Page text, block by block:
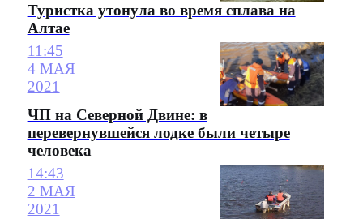
Туристка утонула во время сплава на
Алтае
11:45
4 МАЯ
2021
ЧП на Северной Двине: в
перевернувшейся лодке были четыре
человека
14:43
2 МАЯ
2021